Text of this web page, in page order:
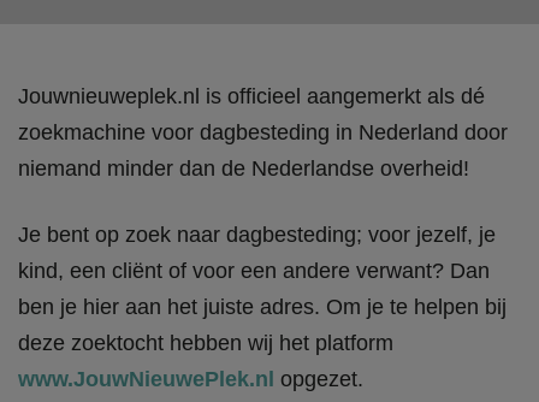
Jouwnieuweplek.nl is officieel aangemerkt als dé
zoekmachine voor dagbesteding in Nederland door
niemand minder dan de Nederlandse overheid!
Je bent op zoek naar dagbesteding; voor jezelf, je
kind, een cliënt of voor een andere verwant? Dan
ben je hier aan het juiste adres. Om je te helpen bij
deze zoektocht hebben wij het platform
www.JouwNieuwePlek.nl opgezet.